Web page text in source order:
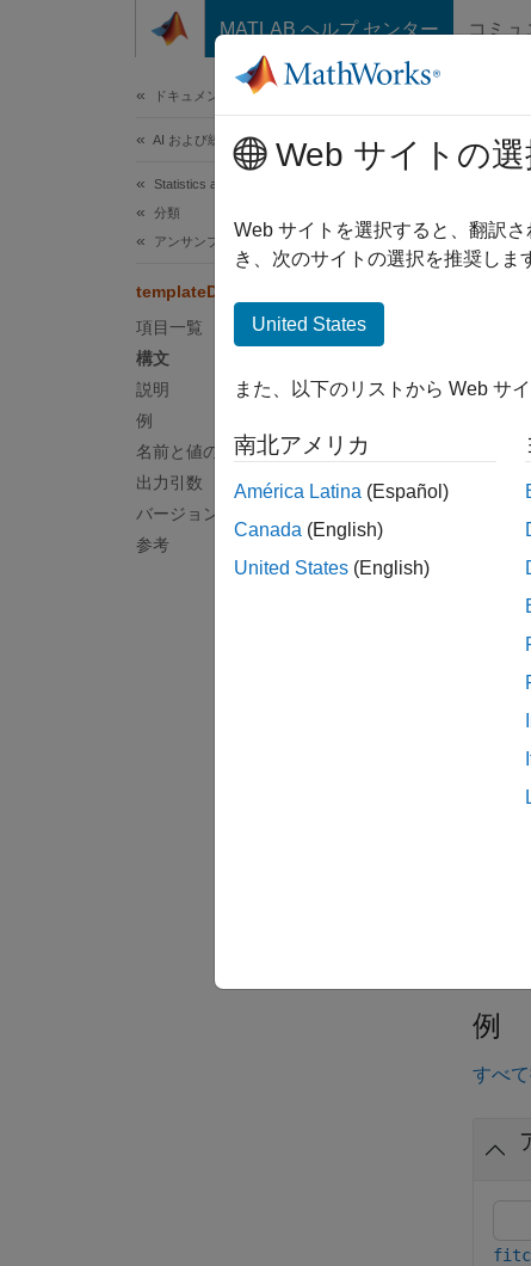
コンテンツへスキップ
MATLAB ヘルプ センター コミュ
ドキュメンテーションのホーム
AI および統計
Statistics and Machine Learning Toolbox
分類
アンサンブル分類
templateDiscriminant
項目一覧
構文
説明
例
名前と値の引数
出力引数
バージョン履歴
参考
判別
t =
適し
既定
=
プレ
例
すべ
Web サイトの選
Web サイトを選択すると、翻訳
き、次のサイトの選択を推奨しま
United States
また、以下のリストから Web サ
南北アメリカ
América Latina (Español)
Canada (English)
United States (English)